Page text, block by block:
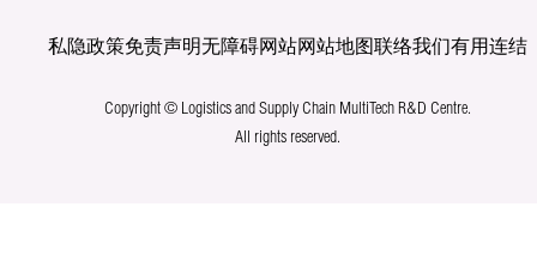
私隐政策免责声明无障碍网站网站地图联络我们有用连结
Copyright © Logistics and Supply Chain MultiTech R&D Centre.
All rights reserved.